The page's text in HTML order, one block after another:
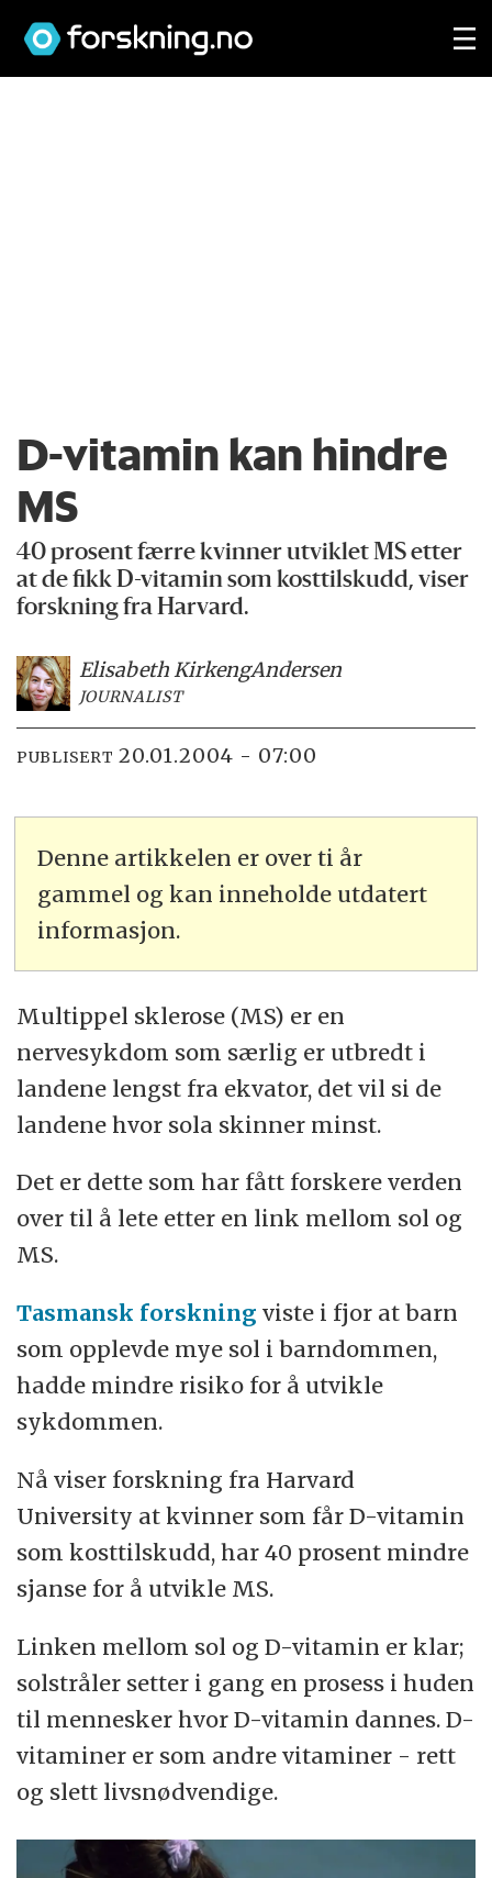
D-vitamin kan hindre
MS
40 prosent færre kvinner utviklet MS etter
at de fikk D-vitamin som kosttilskudd, viser
forskning fra Harvard.
Elisabeth KirkengAndersen
JOURNALIST
PUBLISERT 20.01.2004 - 07:00
Denne artikkelen er over ti år
gammel og kan inneholde utdatert
informasjon.
Multippel sklerose (MS) er en
nervesykdom som særlig er utbredt i
landene lengst fra ekvator, det vil si de
landene hvor sola skinner minst.
Det er dette som har fått forskere verden
over til å lete etter en link mellom sol og
MS.
Tasmansk forskning viste i fjor at barn
som opplevde mye sol i barndommen,
hadde mindre risiko for å utvikle
sykdommen.
Nå viser forskning fra Harvard
University at kvinner som får D-vitamin
som kosttilskudd, har 40 prosent mindre
sjanse for å utvikle MS.
Linken mellom sol og D-vitamin er klar;
solstråler setter i gang en prosess i huden
til mennesker hvor D-vitamin dannes. D-
vitaminer er som andre vitaminer - rett
og slett livsnødvendige.